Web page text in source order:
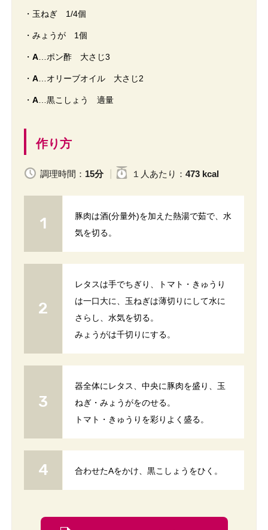
・玉ねぎ 1/4個
・みょうが 1個
・ A …ポン酢 大さじ3
・ A …オリーブオイル 大さじ2
・ A …黒こしょう 適量
作り方
調理時間： 15分 １人 あたり ： 473 kcal
豚肉は酒(分量外)を加えた熱湯で茹で、水
気を切る。
レタスは手でちぎり、トマト・きゅうり
は一口大に、玉ねぎは薄切りにして水に
さらし、水気を切る。
みょうがは千切りにする。
器全体にレタス、中央に豚肉を盛り、玉
ねぎ・みょうがをのせる。
トマト・きゅうりを彩りよく盛る。
合わせたAをかけ、黒こしょうをひく。